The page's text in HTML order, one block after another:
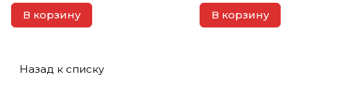
В корзину В корзину
Назад к списку